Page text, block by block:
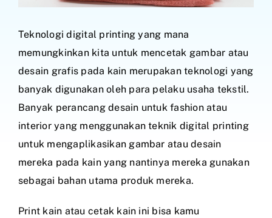
Teknologi digital printing yang mana
memungkinkan kita untuk mencetak gambar atau
desain grafis pada kain merupakan teknologi yang
banyak digunakan oleh para pelaku usaha tekstil.
Banyak perancang desain untuk fashion atau
interior yang menggunakan teknik digital printing
untuk mengaplikasikan gambar atau desain
mereka pada kain yang nantinya mereka gunakan
sebagai bahan utama produk mereka.
Print kain atau cetak kain ini bisa kamu